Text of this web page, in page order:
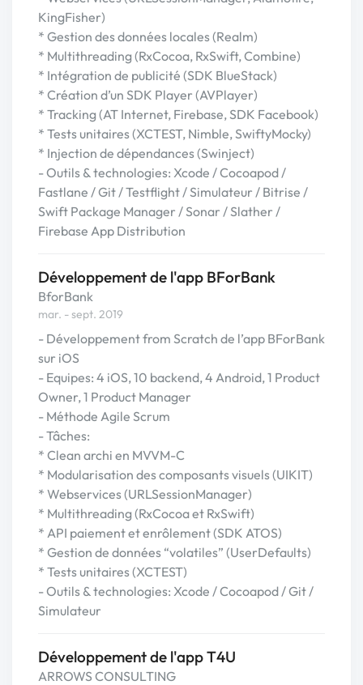
KingFisher)
* Gestion des données locales (Realm)
* Multithreading (RxCocoa, RxSwift, Combine)
* Intégration de publicité (SDK BlueStack)
* Création d’un SDK Player (AVPlayer)
* Tracking (AT Internet, Firebase, SDK Facebook)
* Tests unitaires (XCTEST, Nimble, SwiftyMocky)
* Injection de dépendances (Swinject)
- Outils & technologies: Xcode / Cocoapod /
Fastlane / Git / Testflight / Simulateur / Bitrise /
Swift Package Manager / Sonar / Slather /
Firebase App Distribution
Développement de l'app BForBank
BforBank
mar. - sept. 2019
- Développement from Scratch de l’app BForBank
sur iOS
- Equipes: 4 iOS, 10 backend, 4 Android, 1 Product
Owner, 1 Product Manager
- Méthode Agile Scrum
- Tâches:
* Clean archi en MVVM-C
* Modularisation des composants visuels (UIKIT)
* Webservices (URLSessionManager)
* Multithreading (RxCocoa et RxSwift)
* API paiement et enrôlement (SDK ATOS)
* Gestion de données “volatiles” (UserDefaults)
* Tests unitaires (XCTEST)
- Outils & technologies: Xcode / Cocoapod / Git /
Simulateur
Développement de l'app T4U
ARROWS CONSULTING